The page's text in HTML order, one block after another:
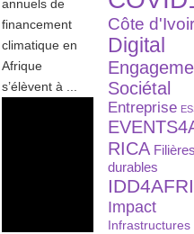
annuels de
financement
climatique en
Afrique
s’élèvent à ...
Côte
Digital
Sociétal
Entreprise
RICA
durables
Impact
Infrastructures